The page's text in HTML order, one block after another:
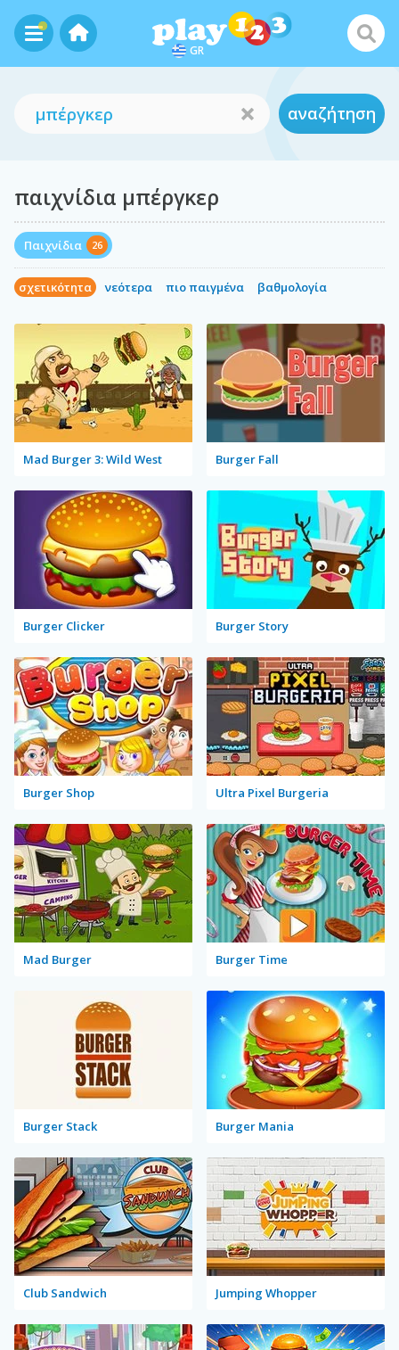
GR
αναζήτηση
παιχνίδια μπέργκερ
Παιχνίδια 26
σχετικότητα νεότερα πιο παιγμένα βαθμολογία
Mad Burger 3: Wild West Burger Fall
Burger Clicker Burger Story
Burger Shop Ultra Pixel Burgeria
Mad Burger Burger Time
Burger Stack Burger Mania
Club Sandwich Jumping Whopper